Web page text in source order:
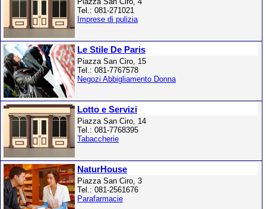
Tel.: 081-271021
Imprese di pulizia
Le Stile De Paris
Piazza San Ciro, 15
Tel.: 081-7767578
Negozi Abbigliamento Donna
Lotto e Servizi
Piazza San Ciro, 14
Tel.: 081-7768395
Tabaccherie
NaturHouse
Piazza San Ciro, 3
Tel.: 081-2561676
Parafarmacie